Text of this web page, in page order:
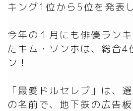
キング1位から5位を発表
今年の１月にも俳優ラン
たキム・ソンホは、総合4
ン！
「最愛ドルセレブ」は、
の名前で、地下鉄の広告